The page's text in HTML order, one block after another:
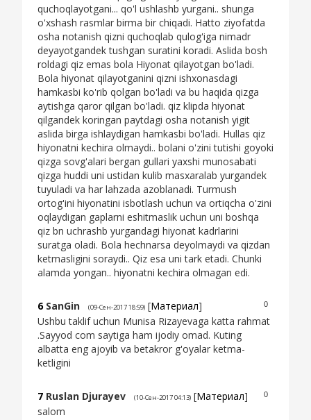
quchoqlayotgani... qo'l ushlashb yurgani.. shunga
o'xshash rasmlar birma bir chiqadi. Hatto ziyofatda
osha notanish qizni quchoqlab qulog'iga nimadr
deyayotgandek tushgan suratini koradi. Aslida bosh
roldagi qiz emas bola Hiyonat qilayotgan bo'ladi.
Bola hiyonat qilayotganini qizni ishxonasdagi
hamkasbi ko'rib qolgan bo'ladi va bu haqida qizga
aytishga qaror qilgan bo'ladi. qiz klipda hiyonat
qilgandek koringan paytdagi osha notanish yigit
aslida birga ishlaydigan hamkasbi bo'ladi. Hullas qiz
hiyonatni kechira olmaydi.. bolani o'zini tutishi goyoki
qizga sovg'alari bergan gullari yaxshi munosabati
qizga huddi uni ustidan kulib masxaralab yurgandek
tuyuladi va har lahzada azoblanadi. Turmush
ortog'ini hiyonatini isbotlash uchun va ortiqcha o'zini
oqlaydigan gaplarni eshitmaslik uchun uni boshqa
qiz bn uchrashb yurgandagi hiyonat kadrlarini
suratga oladi. Bola hechnarsa deyolmaydi va qizdan
ketmasligini soraydi.. Qiz esa uni tark etadi. Chunki
alamda yongan.. hiyonatni kechira olmagan edi.
0
6 SanGin (09-Сен-2017 18:59) [Материал]
Ushbu taklif uchun Munisa Rizayevaga katta rahmat
.Sayyod com saytiga ham ijodiy omad. Kuting
albatta eng ajoyib va betakror g'oyalar ketma-
ketligini
0
7 Ruslan Djurayev (10-Сен-2017 04:13) [Материал]
salom